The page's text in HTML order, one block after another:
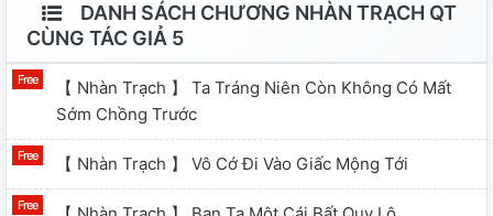
DANH SÁCH CHƯƠNG NHÀN TRẠCH QT
CÙNG TÁC GIẢ 5
【 Nhàn Trạch 】 Ta Tráng Niên Còn Không Có Mất
Sớm Chồng Trước
【 Nhàn Trạch 】 Vô Cớ Đi Vào Giấc Mộng Tới